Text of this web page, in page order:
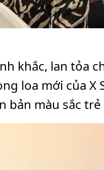
khắc, lan tỏa
loa mới của X
bản màu sắc